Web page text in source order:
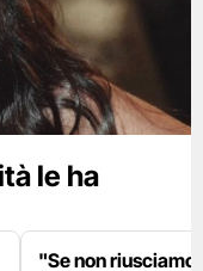
le ha
"Se non riusciamo